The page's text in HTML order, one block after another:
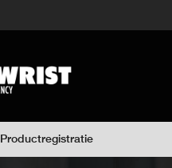
Switch to United Kingdom
Switch to France
Productregistratie